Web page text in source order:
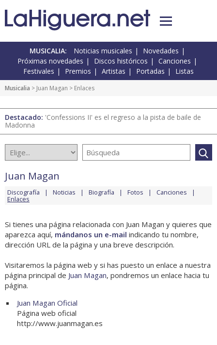
MUSICALIA: Noticias musicales
Novedades
Próximas novedades
Discos históricos
Canciones
Festivales
Premios Artistas Portadas Listas
Musicalia > Juan Magan > Enlaces
Destacado: 'Confessions II' es el regreso a la pista de baile de
Madonna
Juan Magan
Discografía Noticias Biografía Fotos Canciones
Enlaces
Si tienes una página relacionada con Juan Magan y quieres que
aparezca aquí, mándanos un e-mail indicando tu nombre,
dirección URL de la página y una breve descripción.
Visitaremos la página web y si has puesto un enlace a nuestra
página principal de Juan Magan, pondremos un enlace hacia tu
página.
Juan Magan Oficial
Página web oficial
http://www.juanmagan.es